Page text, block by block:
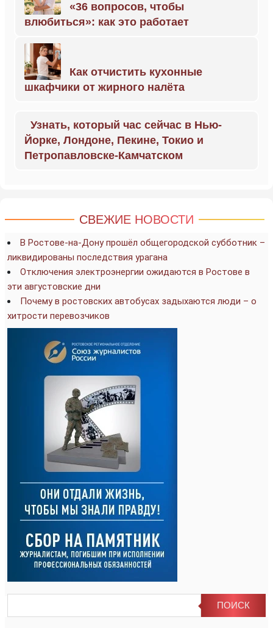
«36 вопросов, чтобы
влюбиться»: как это работает
Как отчистить кухонные
шкафчики от жирного налёта
Узнать, который час сейчас в Нью-
Йорке, Лондоне, Пекине, Токио и
Петропавловске-Камчатском
СВЕЖИЕ НОВОСТИ
В Ростове-на-Дону прошёл общегородской субботник –
ликвидированы последствия урагана
Отключения электроэнергии ожидаются в Ростове в
эти августовские дни
Почему в ростовских автобусах задыхаются люди – о
хитрости перевозчиков